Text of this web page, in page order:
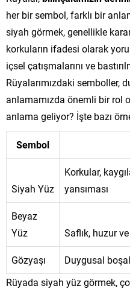
her bir sembol, farklı bir
siyah görmek, genellikle
korkuların ifadesi olarak
içsel çatışmalarını ve
Rüyalarımızdaki semboller,
anlamamızda önemli bir rol
anlama geliyor? İşte bazı
Sembol
Siyah Yüz
Korkular,
yansıması
Beyaz
Yüz
Saflık, huzur
Gözyaşı
Duygusal
Rüyada siyah yüz görmek,